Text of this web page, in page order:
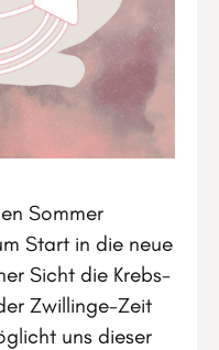
Sommer
Start in die neue
Sicht die Krebs-
Zwillinge-Zeit
uns dieser